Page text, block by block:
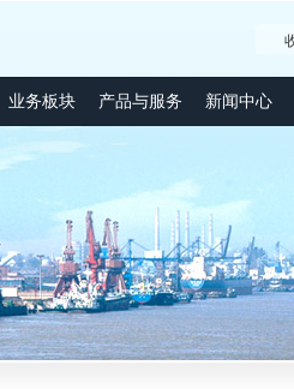
业务板块 产品与服务 新闻中心